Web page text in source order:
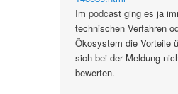
Im podcast ging es ja
technischen Verfahren
Ökosystem die Vorteile
sich bei der Meldung
bewerten.